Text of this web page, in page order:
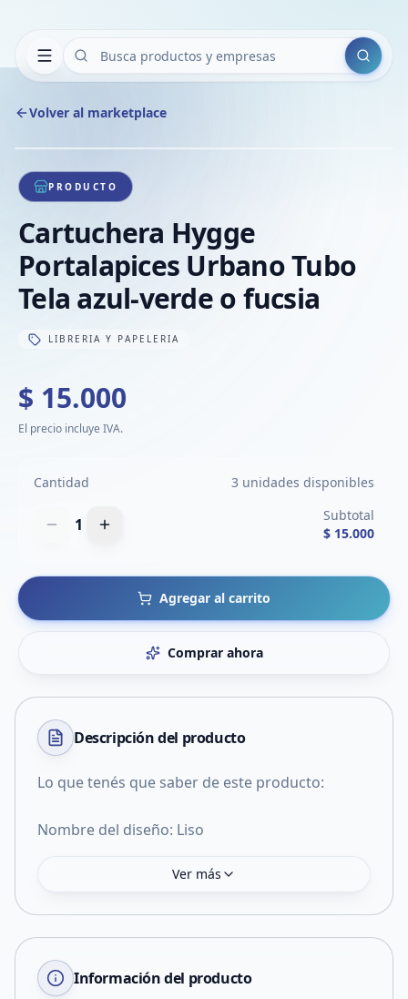
Buscar
Volver al marketplace
1/1
PRODUCTO
Cartuchera Hygge
Portalapices Urbano Tubo
Tela azul-verde o fucsia
LIBRERIA Y PAPELERIA
$ 15.000
El precio incluye IVA.
Cantidad 3 unidades disponibles
1
Subtotal
$ 15.000
Agregar al carrito
Comprar ahora
Descripción del producto
Lo que tenés que saber de este producto:
Nombre del diseño: Liso
Ver más
Información del producto